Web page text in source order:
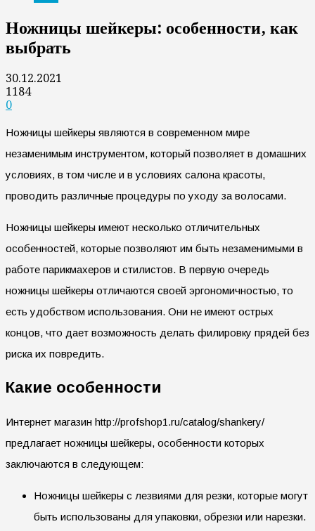
Ножницы шейкеры: особенности, как
выбрать
30.12.2021
1184
0
Ножницы шейкеры являются в современном мире
незаменимым инструментом, который позволяет в домашних
условиях, в том числе и в условиях салона красоты,
проводить различные процедуры по уходу за волосами.
Ножницы шейкеры имеют несколько отличительных
особенностей, которые позволяют им быть незаменимыми в
работе парикмахеров и стилистов. В первую очередь
ножницы шейкеры отличаются своей эргономичностью, то
есть удобством использования. Они не имеют острых
концов, что дает возможность делать филировку прядей без
риска их повредить.
Какие особенности
Интернет магазин http://profshop1.ru/catalog/shankery/
предлагает ножницы шейкеры, особенности которых
заключаются в следующем:
Ножницы шейкеры с лезвиями для резки, которые могут
быть использованы для упаковки, обрезки или нарезки.